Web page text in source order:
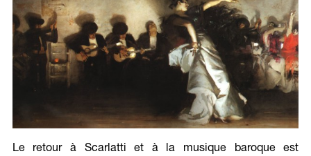
Le retour à Scarlatti et à la musique baroque est